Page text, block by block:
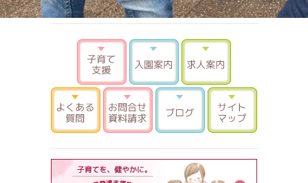
子育て支援入園案内
よくある質問お問合せ 資料請求
ブログ